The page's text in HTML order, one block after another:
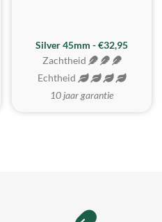
MEEST GEKOZEN
Silver 45mm - €32,95
Zachtheid
Echtheid
10 jaar garantie